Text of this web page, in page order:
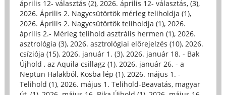
április 12- választás (2), 2026. április 12- választás, (3),
2026. Április 2. Nagycsütörtök mérleg teliholdja (1),
2026. Április 2. Nagycsütörtök teliholdja (1), 2026.
április 2.- Mérleg telihold asztrális hermen (1), 2026.
asztrológia (3), 2026. asztrológiai előrejelzés (10), 2026.
csíziója (15), 2026. január 1. (3), 2026. január 18. - Bak
Újhold , az Aquila csillagz (1), 2026. január 26. - a
Neptun Halakból, Kosba lép (1), 2026. május 1. -
Telihold (1), 2026. május 1. Telihold-Beavatás, magyar